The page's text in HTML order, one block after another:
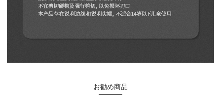
お勧め商品